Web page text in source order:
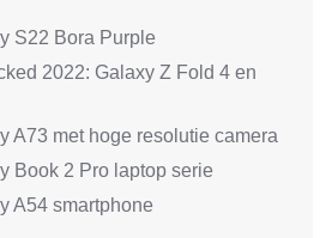
S22 Bora Purple
2022: Galaxy Z Fold 4 en
A73 met hoge resolutie camera
Book 2 Pro laptop serie
A54 smartphone